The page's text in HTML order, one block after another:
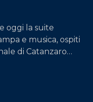
oggi la suite
e musica, ospiti
di Catanzaro
Catanzaro e